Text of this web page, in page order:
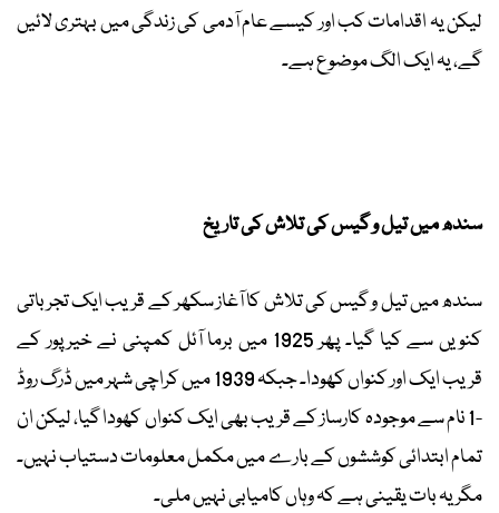
لیکن یہ اقدامات کب اور کیسے عام آدمی کی زندگی میں بہتری لائیں
گے، یہ ایک الگ موضوع ہے۔
سندھ میں تیل و گیس کی تلاش کی تاریخ
سندھ میں تیل و گیس کی تلاش کا آغاز سکھر کے قریب ایک تجرباتی
کنویں سے کیا گیا۔ پھر 1925 میں برما آئل کمپنی نے خیرپور کے
قریب ایک اور کنواں کھودا۔ جبکہ 1939 میں کراچی شہر میں ڈرگ روڈ
-1 نام سے موجودہ کارساز کے قریب بھی ایک کنواں کھودا گیا، لیکن ان
تمام ابتدائی کوششوں کے بارے میں مکمل معلومات دستیاب نہیں۔
مگر یہ بات یقینی ہے کہ وہاں کامیابی نہیں ملی۔